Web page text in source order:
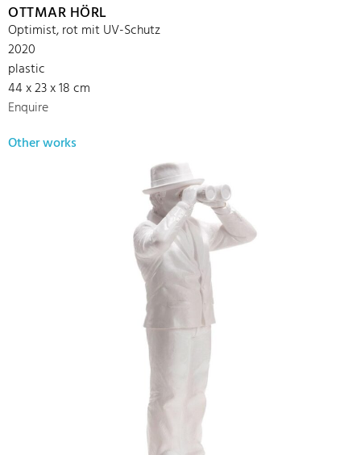
OTTMAR HÖRL
Optimist, rot mit UV-Schutz
2020
plastic
44 x 23 x 18 cm
Enquire
Other works